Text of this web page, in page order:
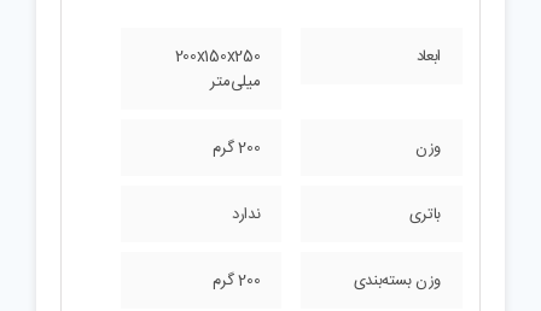
ابعاد
200x150x250
میلی‌متر
وزن 200 گرم
باتری ندارد
وزن بسته‌بندی 200 گرم